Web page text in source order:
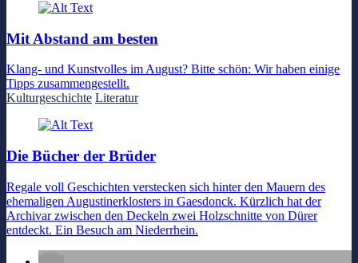
Mit Abstand am besten
Klang- und Kunstvolles im August? Bitte schön: Wir haben einige
Tipps zusammengestellt.
Kulturgeschichte Literatur
Die Bücher der Brüder
Regale voll Geschichten verstecken sich hinter den Mauern des
ehemaligen Augustinerklosters in Gaesdonck. Kürzlich hat der
Archivar zwischen den Deckeln zwei Holzschnitte von Dürer
entdeckt. Ein Besuch am Niederrhein.